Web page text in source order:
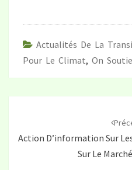
Actualités De La
Pour Le Climat, On
Action D’information Sur
Sur Le